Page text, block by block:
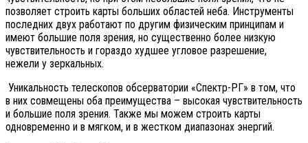
позволяет строить карты больших областей неба. Инструменты
последних двух работают по другим физическим принципам и
имеют большие поля зрения, но существенно более низкую
чувствительность и гораздо худшее угловое разрешение,
нежели у зеркальных.
Уникальность телескопов обсерватории «Спектр-РГ» в том, что
в них совмещены оба преимущества – высокая чувствительность
и большие поля зрения. Также мы можем строить карты
одновременно и в мягком, и в жестком диапазонах энергий.